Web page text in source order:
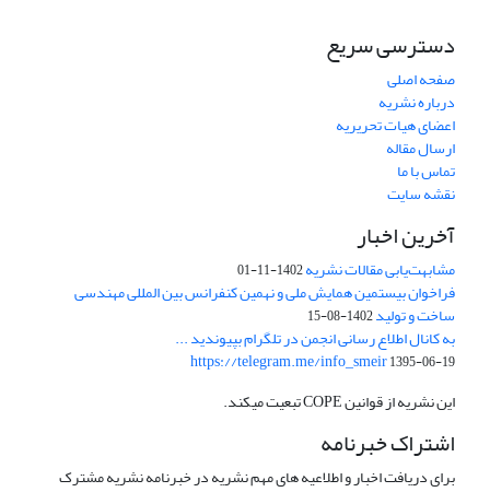
دسترسی سریع
صفحه اصلی
درباره نشریه
اعضای هیات تحریریه
ارسال مقاله
تماس با ما
نقشه سایت
آخرین اخبار
مشابهت‌یابی مقالات نشریه1402-11-01
فراخوان بیستمین همایش ملی و نهمین کنفرانس بین المللی مهندسی
ساخت و تولید1402-08-15
به کانال اطلاع رسانی انجمن در تلگرام بپیوندید ...
https://telegram.me/info_smeir1395-06-19
این نشریه از قوانین COPE تبعیت میکند.
اشتراک خبرنامه
برای دریافت اخبار و اطلاعیه های مهم نشریه در خبرنامه نشریه مشترک